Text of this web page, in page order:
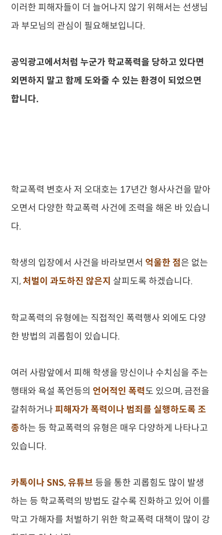
이러한 피해자들이 더 늘어나지 않기 위해서는 선생님
과 부모님의 관심이 필요해보입니다.
공익광고에서처럼 누군가 학교폭력을 당하고 있다면
외면하지 말고 함께 도와줄 수 있는 환경이 되었으면
합니다.
학교폭력 변호사 저 오대호는 17년간 형사사건을 맡아
오면서 다양한 학교폭력 사건에 조력을 해온 바 있습니
다.
학생의 입장에서 사건을 바라보면서 억울한 점은 없는
지,처벌이 과도하진 않은지 살피도록 하겠습니다.
학교폭력의 유형에는 직접적인 폭력행사 외에도 다양
한 방법의 괴롭힘이 있습니다.
여러 사람앞에서 피해 학생을 망신이나 수치심을 주는
행태와 욕설 폭언등의 언어적인 폭력도 있으며, 금전을
갈취하거나피해자가 폭력이나 범죄를 실행하도록 조
종하는 등 학교폭력의 유형은 매우 다양하게 나타나고
있습니다.
카톡이나 SNS, 유튜브 등을 통한 괴롭힘도 많이 발생
하는 등 학교폭력의 방법도 갈수록 진화하고 있어 이를
막고 가해자를 처벌하기 위한 학교폭력 대책이 많이 강